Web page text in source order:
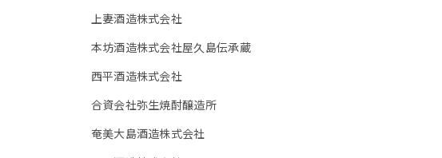
上妻酒造株式会社
本坊酒造株式会社屋久島伝承蔵
西平酒造株式会社
合資会社弥生焼酎醸造所
奄美大島酒造株式会社